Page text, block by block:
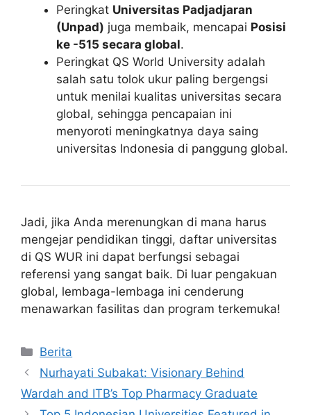
Peringkat Universitas Padjadjaran
(Unpad) juga membaik, mencapai Posisi
ke -515 secara global.
Peringkat QS World University adalah
salah satu tolok ukur paling bergengsi
untuk menilai kualitas universitas secara
global, sehingga pencapaian ini
menyoroti meningkatnya daya saing
universitas Indonesia di panggung global.
Jadi, jika Anda merenungkan di mana harus
mengejar pendidikan tinggi, daftar universitas
di QS WUR ini dapat berfungsi sebagai
referensi yang sangat baik. Di luar pengakuan
global, lembaga-lembaga ini cenderung
menawarkan fasilitas dan program terkemuka!
Kategori
Berita
Nurhayati Subakat: Visionary Behind
Wardah and ITB’s Top Pharmacy Graduate